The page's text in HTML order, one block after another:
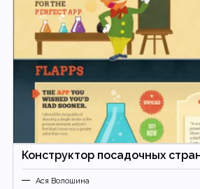
Конструктор посадочных
Ася Волошина